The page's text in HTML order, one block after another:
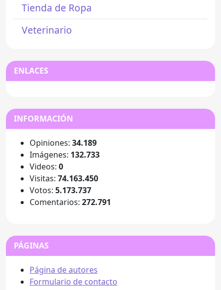
Tienda de Ropa
Veterinario
ENLACES
INFORMACIÓN
Opiniones: 34.189
Imágenes: 132.733
Videos: 0
Visitas: 74.163.450
Votos: 5.173.737
Comentarios: 272.791
PÁGINAS
Página de autores
Formulario de contacto